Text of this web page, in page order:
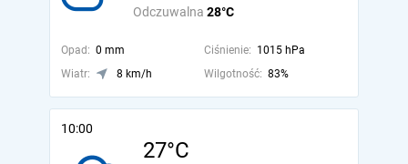
Odczuwalna 28°C
Opad: 0 mm Ciśnienie: 1015 hPa
Wiatr:
8 km/h Wilgotność: 83%
10:00
27°C